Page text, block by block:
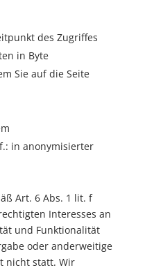
des Zugriffes
in Byte
Sie auf die Seite
in anonymisierter
Art. 6 Abs. 1 lit. f
Interesses an
und Funktionalität
oder anderweitige
nicht statt. Wir